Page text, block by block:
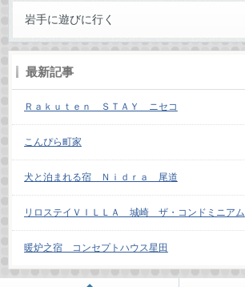
岩手に遊びに行く
最新記事
Ｒａｋｕｔｅｎ ＳＴＡＹ ニセコ
こんぴら町家
犬と泊まれる宿 Ｎｉｄｒａ 尾道
リロステイＶＩＬＬＡ 城崎 ザ・コンドミニアム
暖炉之宿 コンセプトハウス星田